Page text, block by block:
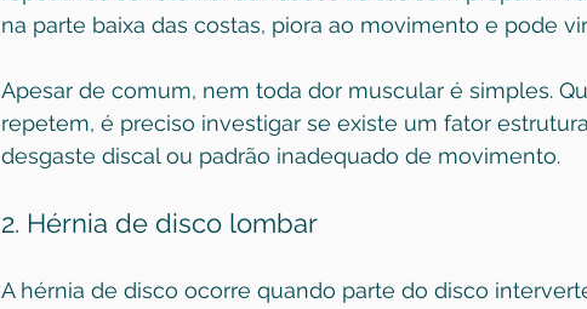
na parte baixa das costas, piora ao movimento e pode
Apesar de comum, nem toda dor muscular é simples.
repetem, é preciso investigar se existe um fator
desgaste discal ou padrão inadequado de movimento.
2. Hérnia de disco lombar
A hérnia de disco ocorre quando parte do disco